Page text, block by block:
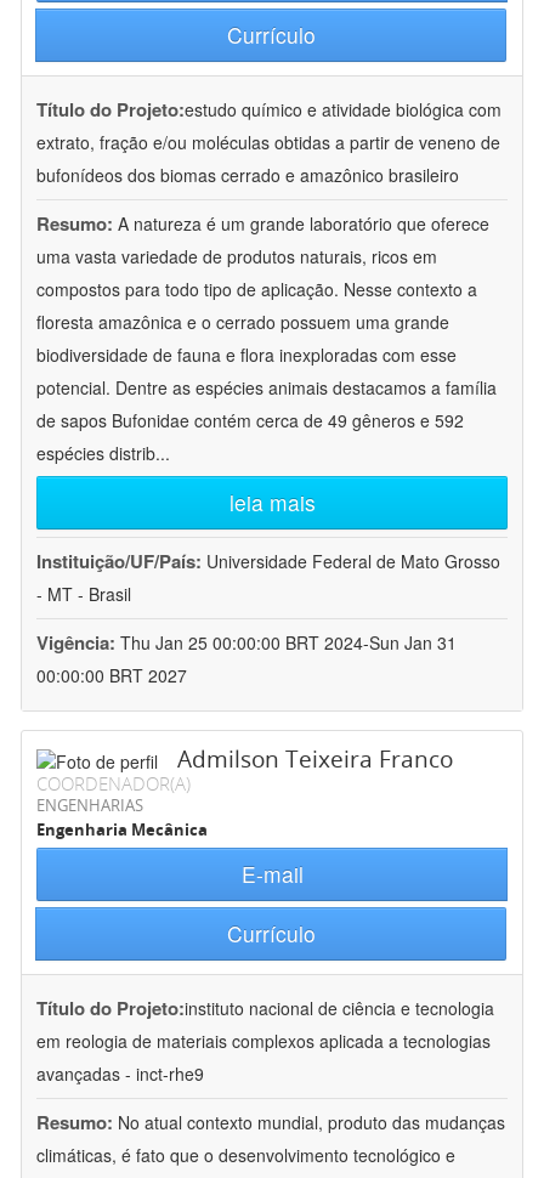
Currículo
Título do Projeto:estudo químico e atividade biológica com
extrato, fração e/ou moléculas obtidas a partir de veneno de
bufonídeos dos biomas cerrado e amazônico brasileiro
Resumo: A natureza é um grande laboratório que oferece
uma vasta variedade de produtos naturais, ricos em
compostos para todo tipo de aplicação. Nesse contexto a
floresta amazônica e o cerrado possuem uma grande
biodiversidade de fauna e flora inexploradas com esse
potencial. Dentre as espécies animais destacamos a família
de sapos Bufonidae contém cerca de 49 gêneros e 592
espécies distrib...
leia mais
Instituição/UF/País: Universidade Federal de Mato Grosso
- MT - Brasil
Vigência: Thu Jan 25 00:00:00 BRT 2024-Sun Jan 31
00:00:00 BRT 2027
Admilson Teixeira Franco
COORDENADOR(A)
ENGENHARIAS
Engenharia Mecânica
E-mail
Currículo
Título do Projeto:instituto nacional de ciência e tecnologia
em reologia de materiais complexos aplicada a tecnologias
avançadas - inct-rhe9
Resumo: No atual contexto mundial, produto das mudanças
climáticas, é fato que o desenvolvimento tecnológico e